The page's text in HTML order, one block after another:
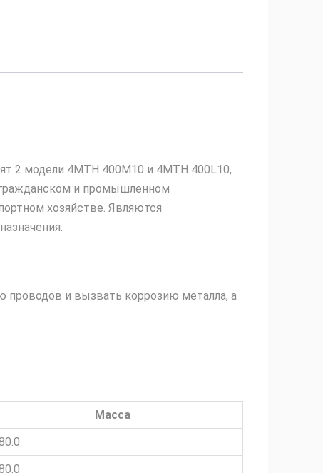
2 модели 4MTH 400М10 и 4MTH 400L10,
и промышленном
хозяйстве. Являются
проводов и вызвать коррозию металла, а
Масса